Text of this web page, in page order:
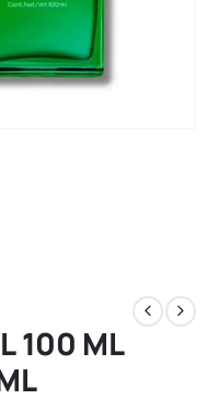
100 ML